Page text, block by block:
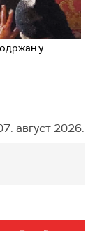
у
август 2026.